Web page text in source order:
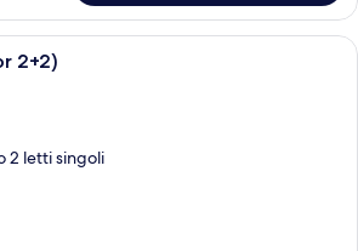
Una camera d'albergo moderna con
2+2)
2 letti singoli